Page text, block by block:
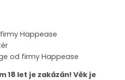
Happease
od firmy Happease
18 let je zakázán! Věk je